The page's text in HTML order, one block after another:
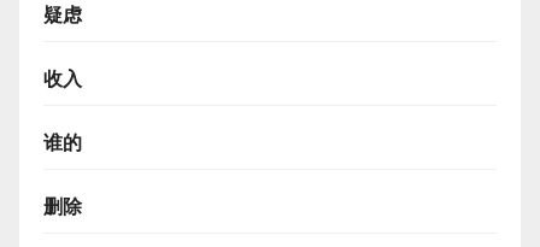
疑虑
收入
谁的
删除